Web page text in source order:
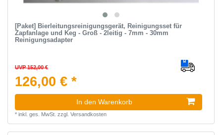
[Paket] Bierleitungsreinigungsgerät, Reinigungsset für
Zapfanlage und Keg - Groß - 2leitig - 7mm - 30mm
Reinigungsadapter
UVP 152,00 €
126,00 € *
In den Warenkorb
* inkl. ges. MwSt. zzgl. Versandkosten